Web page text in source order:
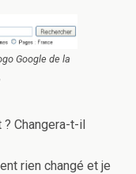
Google de la
Changera-t-il
rien changé et je